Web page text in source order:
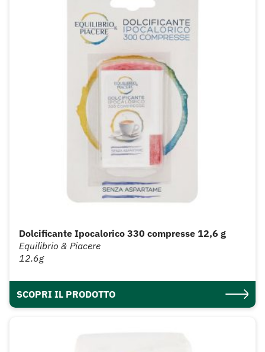
Dolcificante Ipocalorico 330 compresse 12,6 g
Equilibrio & Piacere
12.6g
SCOPRI IL PRODOTTO